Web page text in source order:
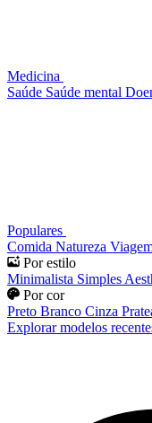
Medicina
Saúde Saúde mental
Populares
Comida Natureza
Por estilo
Minimalista Simples
Por cor
Preto Branco Cinza
Explorar modelos